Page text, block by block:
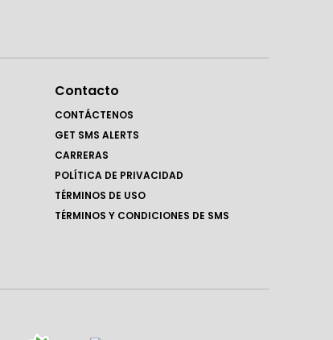
Contacto
CONTÁCTENOS
GET SMS ALERTS
CARRERAS
POLÍTICA DE PRIVACIDAD
TÉRMINOS DE USO
TÉRMINOS Y CONDICIONES DE SMS